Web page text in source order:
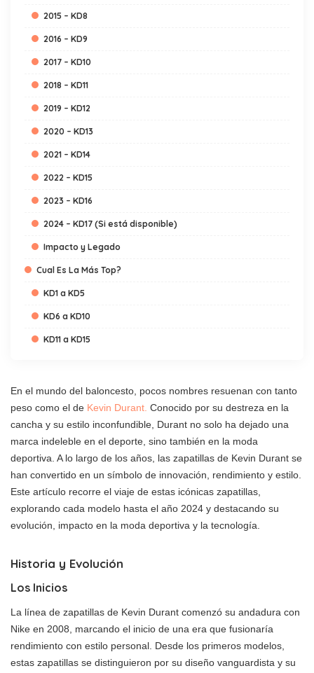
2015 – KD8
2016 – KD9
2017 – KD10
2018 – KD11
2019 – KD12
2020 – KD13
2021 – KD14
2022 – KD15
2023 – KD16
2024 – KD17 (Si está disponible)
Impacto y Legado
Cual Es La Más Top?
KD1 a KD5
KD6 a KD10
KD11 a KD15
En el mundo del baloncesto, pocos nombres resuenan con tanto
peso como el de Kevin Durant. Conocido por su destreza en la
cancha y su estilo inconfundible, Durant no solo ha dejado una
marca indeleble en el deporte, sino también en la moda
deportiva. A lo largo de los años, las zapatillas de Kevin Durant se
han convertido en un símbolo de innovación, rendimiento y estilo.
Este artículo recorre el viaje de estas icónicas zapatillas,
explorando cada modelo hasta el año 2024 y destacando su
evolución, impacto en la moda deportiva y la tecnología.
Historia y Evolución
Los Inicios
La línea de zapatillas de Kevin Durant comenzó su andadura con
Nike en 2008, marcando el inicio de una era que fusionaría
rendimiento con estilo personal. Desde los primeros modelos,
estas zapatillas se distinguieron por su diseño vanguardista y su